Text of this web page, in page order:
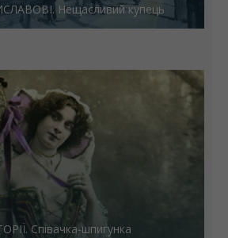
Нещасливий купець
Співачка-шпигунка